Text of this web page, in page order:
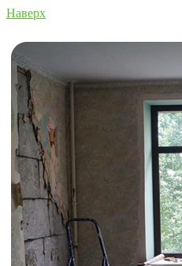
Наверх